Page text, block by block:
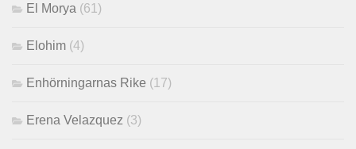
El Morya (61)
Elohim (4)
Enhörningarnas Rike (17)
Erena Velazquez (3)